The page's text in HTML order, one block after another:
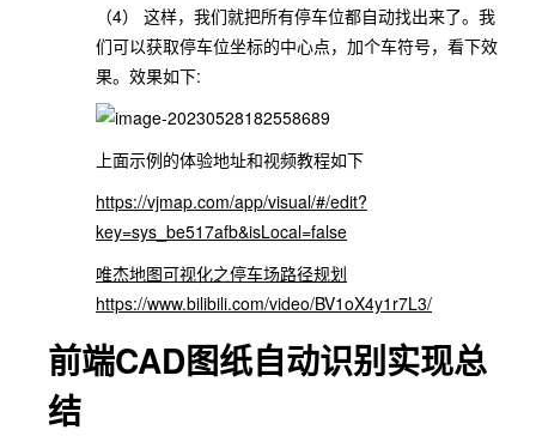
（4） 这样，我们就把所有停车位都自动找出来了。我
们可以获取停车位坐标的中心点，加个车符号，看下效
果。效果如下:
上面示例的体验地址和视频教程如下
https://vjmap.com/app/visual/#/edit?
key=sys_be517afb&isLocal=false
唯杰地图可视化之停车场路径规划
https://www.bilibili.com/video/BV1oX4y1r7L3/
前端CAD图纸自动识别实现总
结